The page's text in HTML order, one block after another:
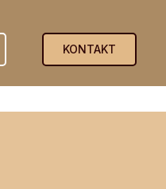
KONTAKT